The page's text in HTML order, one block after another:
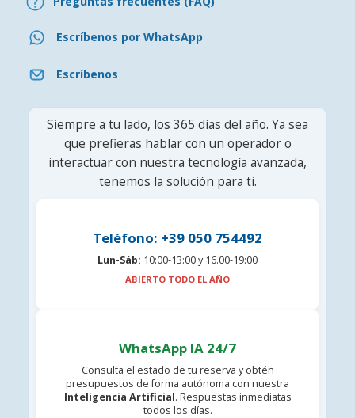
Escríbenos por WhatsApp
Escríbenos
Siempre a tu lado, los 365 días del año. Ya sea
que prefieras hablar con un operador o
interactuar con nuestra tecnología avanzada,
tenemos la solución para ti.
Teléfono: +39 050 754492
Lun-Sáb: 10:00-13:00 y 16.00-19:00
ABIERTO TODO EL AÑO
WhatsApp IA 24/7
Consulta el estado de tu reserva y obtén
presupuestos de forma autónoma con nuestra
Inteligencia Artificial. Respuestas inmediatas
todos los días.